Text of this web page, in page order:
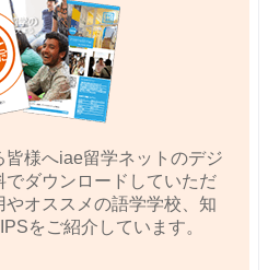
様へiae留学ネットのデジ
でダウンロードしていただ
オススメの語学学校、知
をご紹介しています。